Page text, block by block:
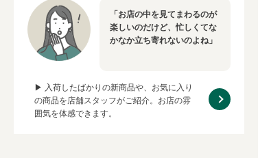
「お店の中を見てまわるのが
楽しいのだけど、忙しくてな
かなか立ち寄れないのよね」
▶ 入荷したばかりの新商品や、お気に入り
の商品を店舗スタッフがご紹介。お店の雰
囲気を体感できます。